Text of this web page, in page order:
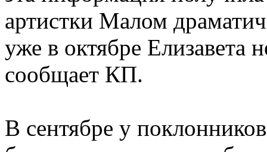
артистки Малом
уже в октябре Елизавета
сообщает КП.
В сентябре у